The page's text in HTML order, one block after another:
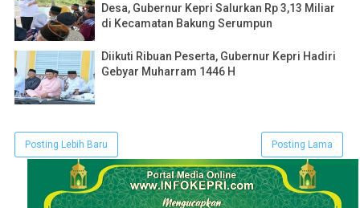
Desa, Gubernur Kepri Salurkan Rp 3,13 Miliar
di Kecamatan Bakung Serumpun
Diikuti Ribuan Peserta, Gubernur Kepri Hadiri
Gebyar Muharram 1446 H
Posting Lebih Baru Posting Lama